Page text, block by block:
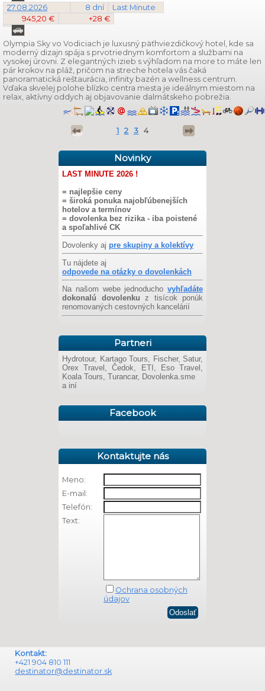
27.08.2026 8 dní
Last Minute
945,20 €
+28 €
Olympia Sky vo Vodiciach je luxusný päťhviezdičkový hotel, kde sa
moderný dizajn spája s prvotriednym komfortom a službami na
vysokej úrovni. Z elegantných izieb s výhľadom na more to máte len
pár krokov na pláž, pričom na streche hotela vás čaká
panoramatická reštaurácia, infinity bazén a wellness centrum.
Vďaka skvelej polohe blízko centra mesta je ideálnym miestom na
relax, aktívny oddych aj objavovanie dalmátskeho pobrežia.
1 2 3 4
Novinky
LAST MINUTE 2026 !
= najlepšie ceny
= široká ponuka najobľúbenejších
hotelov a termínov
= dovolenka bez rizika - iba poistené
a spoľahlivé CK
Dovolenky aj pre skupiny a kolektívy
Tu nájdete aj
odpovede na otázky o dovolenkách
Na našom webe jednoducho vyhľadáte
dokonalú dovolenku z tisícok ponúk
renomovaných cestovných kancelárií
Partneri
Hydrotour, Kartago Tours, Fischer, Satur,
Orex Travel, Čedok, ETI, Eso Travel,
Koala Tours, Turancar, Dovolenka.sme
a iní
Facebook
Kontaktujte nás
Meno:
E-mail:
Telefón:
Text:
Ochrana osobných
údajov
Kontakt:
+421 904 810 111
destinator@destinator.sk